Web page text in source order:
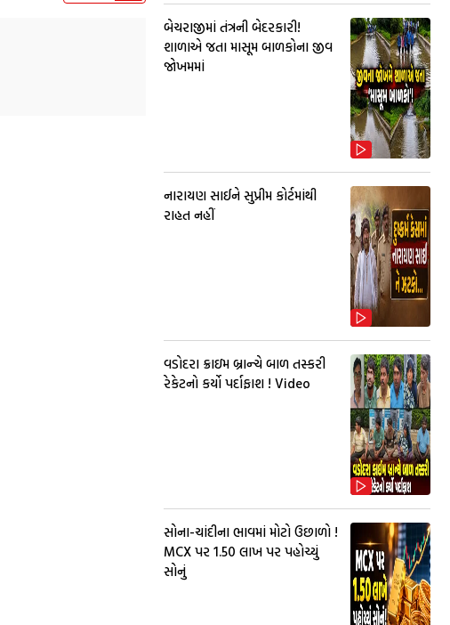
બેચરાજીમાં તંત્રની બેદરકારી!
શાળાએ જતા માસૂમ બાળકોના જીવ
જોખમમાં
નારાયણ સાઈને સુપ્રીમ કોર્ટમાંથી
રાહત નહીં
વડોદરા ક્રાઇમ બ્રાન્ચે બાળ તસ્કરી
રેકેટનો કર્યો પર્દાફાશ ! Video
સોના-ચાંદીના ભાવમાં મોટો ઉછાળો !
MCX પર ₹1.50 લાખ પર પહોચ્યું
સોનું